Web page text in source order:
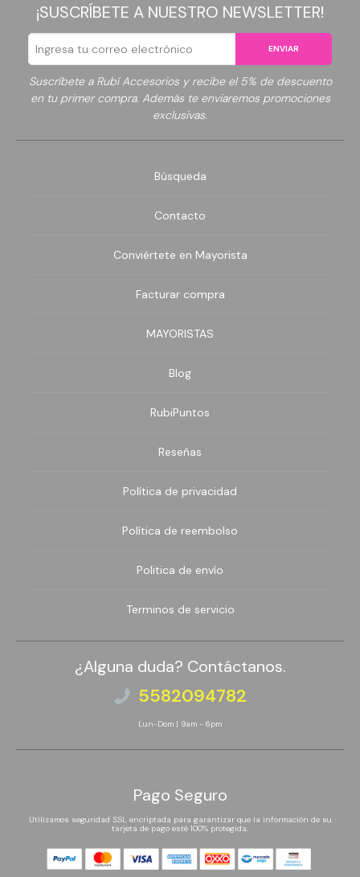
¡SUSCRÍBETE A NUESTRO NEWSLETTER!
ENVIAR
Suscríbete a Rubí Accesorios y recibe el 5% de descuento
en tu primer compra. Además te enviaremos promociones
exclusivas.
Búsqueda
Contacto
Conviértete en Mayorista
Facturar compra
MAYORISTAS
Blog
RubiPuntos
Reseñas
Política de privacidad
Política de reembolso
Politica de envío
Terminos de servicio
¿Alguna duda? Contáctanos.
5582094782
Lun-Dom | 9am - 6pm
Pago Seguro
Utilizamos seguridad SSL encriptada para garantizar que la información de su
tarjeta de pago esté 100% protegida.